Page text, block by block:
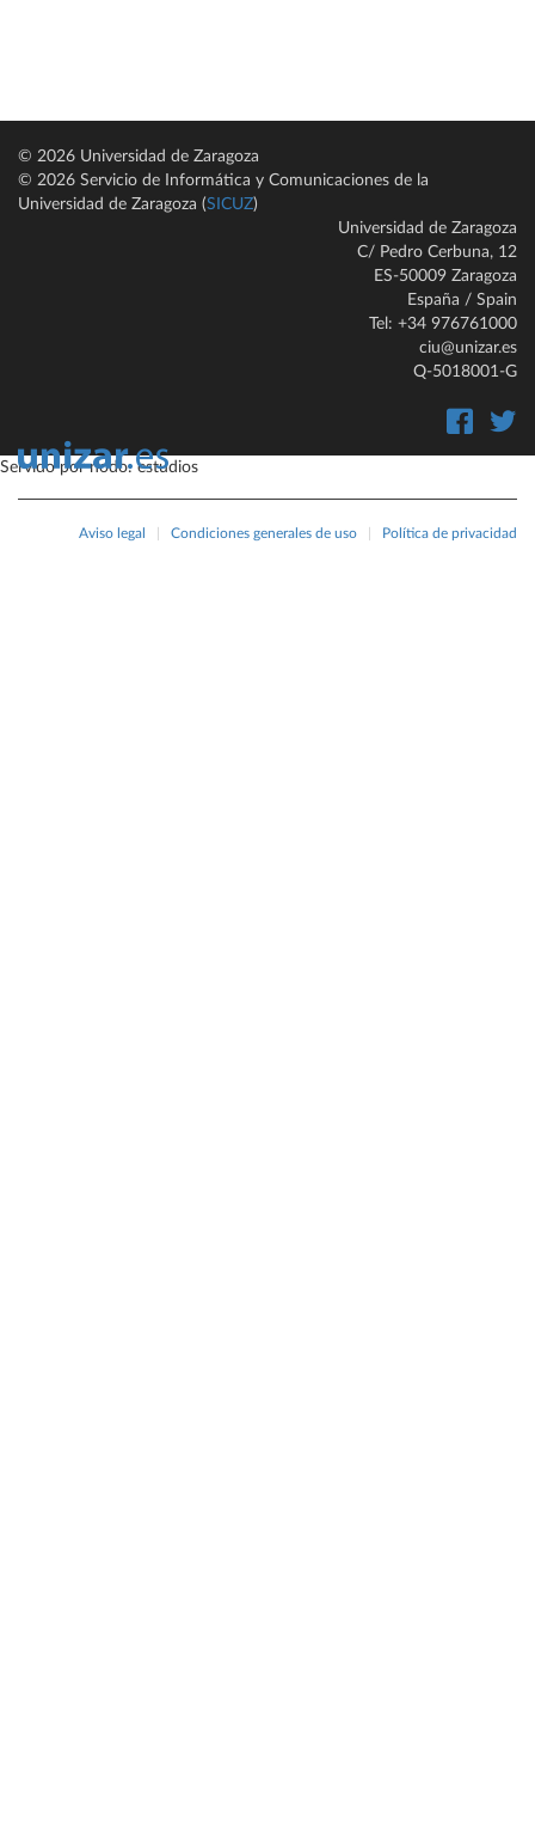
© 2026 Universidad de Zaragoza
© 2026 Servicio de Informática y Comunicaciones de la
Universidad de Zaragoza (SICUZ)
Universidad de Zaragoza
C/ Pedro Cerbuna, 12
ES-50009 Zaragoza
España / Spain
Tel: +34 976761000
ciu@unizar.es
Q-5018001-G
Aviso legal Condiciones generales de uso Política de privacidad
Servido por nodo: estudios